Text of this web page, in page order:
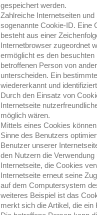
gespeichert werden.
Zahlreiche Internetseiten
sogenannte Cookie-ID. Eine
besteht aus einer
Internetbrowser zugeordnet
ermöglicht es den
betroffenen Person von
unterscheiden. Ein
wiedererkannt und
Durch den Einsatz von
Internetseite
möglich wären.
Mittels eines Cookies
Sinne des Benutzers
Benutzer unserer
den Nutzern die
Internetseite, die Cookies
Internetseite erneut seine
auf dem Computersystem
weiteres Beispiel ist das
merkt sich die Artikel, die ein